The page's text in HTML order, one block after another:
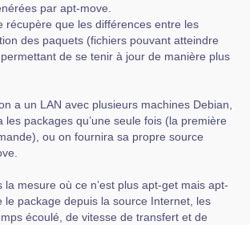
par apt-move.
récupère que les différences entre les
des paquets (fichiers pouvant atteindre
de se tenir à jour de manière plus
a un LAN avec plusieurs machines Debian,
les packages qu’une seule fois (la première
ou on fournira sa propre source
la mesure où ce n’est plus apt-get mais apt-
le package depuis la source Internet, les
écoulé, de vitesse de transfert et de